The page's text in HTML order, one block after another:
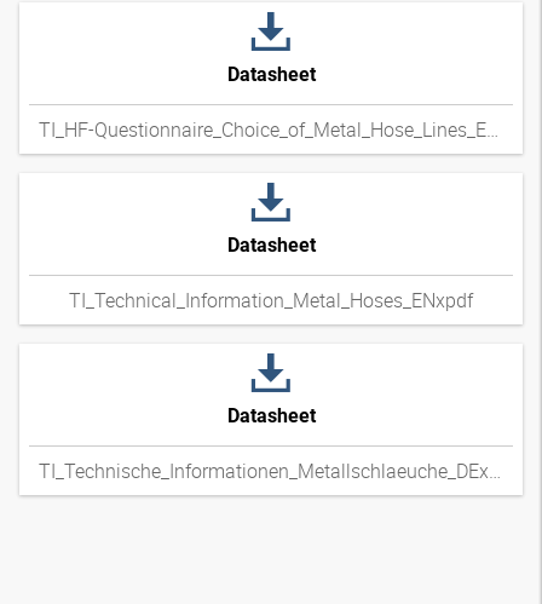
Datasheet
TI_HF-Questionnaire_Choice_of_Metal_Hose_Lines_ENxpdf
Datasheet
TI_Technical_Information_Metal_Hoses_ENxpdf
Datasheet
TI_Technische_Informationen_Metallschlaeuche_DExpdf